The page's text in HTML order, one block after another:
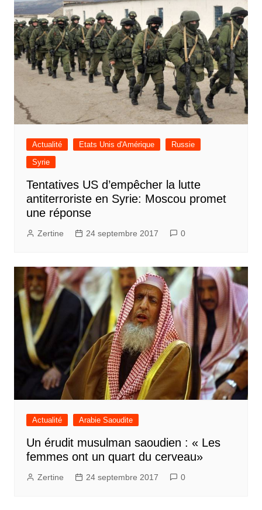
Actualité Etats Unis d'Amérique
Russie
Syrie
Tentatives US d’empêcher la lutte
antiterroriste en Syrie: Moscou promet
une réponse
Zertine 24 septembre 2017 0
Actualité Arabie Saoudite
Un érudit musulman saoudien : « Les
femmes ont un quart du cerveau»
Zertine 24 septembre 2017 0